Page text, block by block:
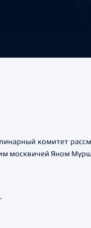
комитет
москвичей Яном